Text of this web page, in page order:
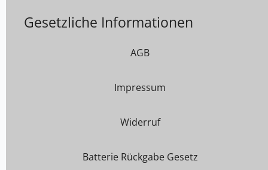
Gesetzliche Informationen
AGB
Impressum
Widerruf
Batterie Rückgabe Gesetz